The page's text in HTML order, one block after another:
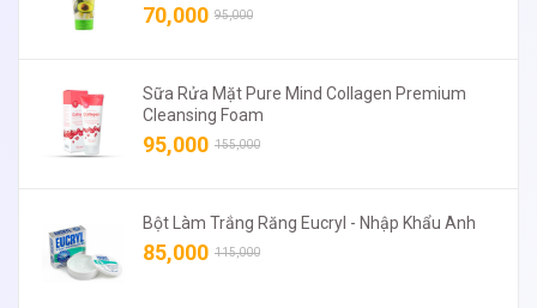
70,000 95,000
Sữa Rửa Mặt Pure Mind Collagen Premium
Cleansing Foam
95,000 155,000
Bột Làm Trắng Răng Eucryl - Nhập Khẩu Anh
85,000 115,000